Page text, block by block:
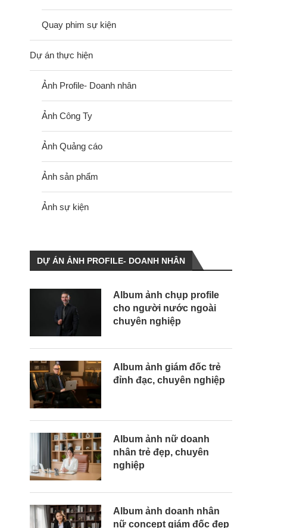
Quay phim sự kiện
Dự án thực hiện
Ảnh Profile- Doanh nhân
Ảnh Công Ty
Ảnh Quảng cáo
Ảnh sản phẩm
Ảnh sự kiện
DỰ ÁN ẢNH PROFILE- DOANH NHÂN
Album ảnh chụp profile
cho người nước ngoài
chuyên nghiệp
Album ảnh giám đốc trẻ
đỉnh đạc, chuyên nghiệp
Album ảnh nữ doanh
nhân trẻ đẹp, chuyên
nghiệp
Album ảnh doanh nhân
nữ concept giám đốc đẹp